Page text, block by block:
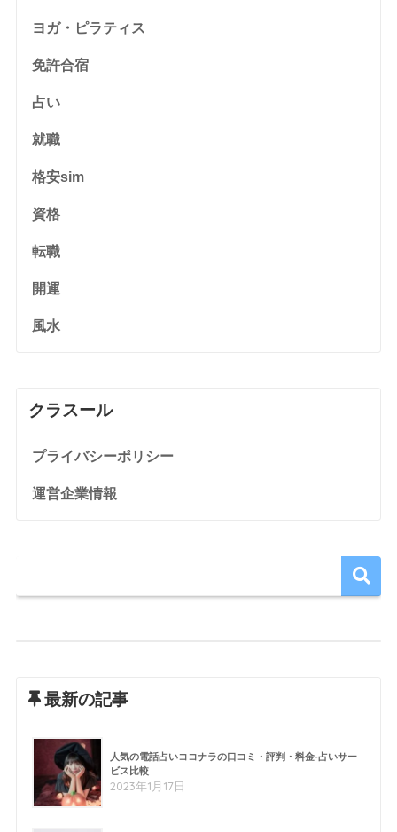
ヨガ・ピラティス
免許合宿
占い
就職
格安sim
資格
転職
開運
風水
クラスール
プライバシーポリシー
運営企業情報
最新の記事
人気の電話占いココナラの口コミ・評判・料金-占いサー
ビス比較
2023年1月17日